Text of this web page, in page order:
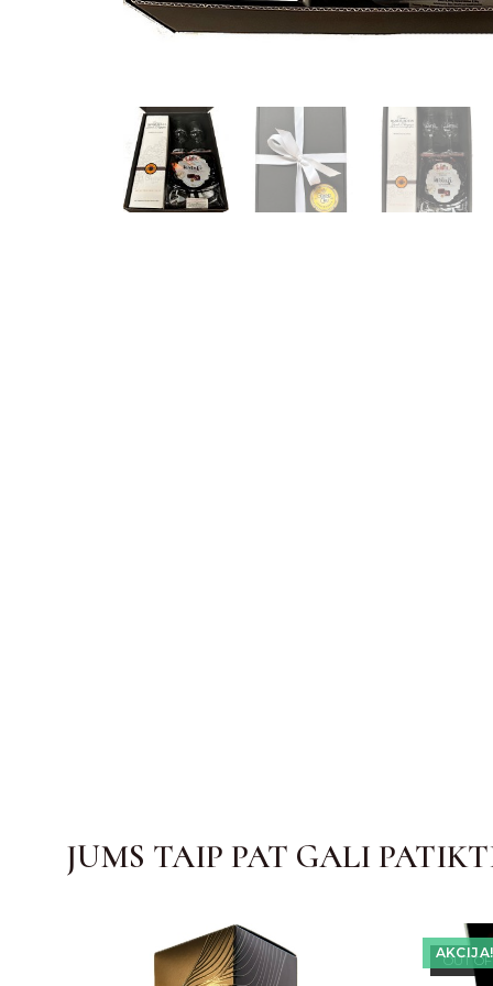
JUMS TAIP PAT GALI
OUT
AKCIJA!